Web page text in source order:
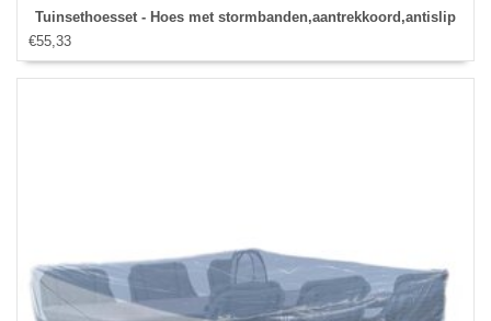
Tuinsethoesset - Hoes met stormbanden,aantrekkoord,antislip
€55,33